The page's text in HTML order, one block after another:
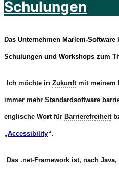
Schulungen
Das Unternehmen Marlem-
Schulungen und Workshops zum
Ich möchte in Zukunft mit meinem
immer mehr Standardsoftware
englische Wort für Barrierefreiheit
„Accessibility“.
Das .net-Framework ist, nach